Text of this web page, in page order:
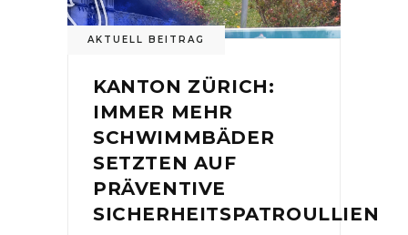
AKTUELL BEITRAG
KANTON ZÜRICH:
IMMER MEHR
SCHWIMMBÄDER
SETZTEN AUF
PRÄVENTIVE
SICHERHEITSPATROULLIEN